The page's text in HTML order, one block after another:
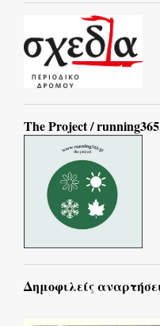
The Project /
Δημοφιλείς